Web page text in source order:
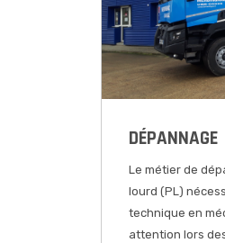
DÉPANNAGE
Le métier de
lourd (PL)
technique en
attention lors